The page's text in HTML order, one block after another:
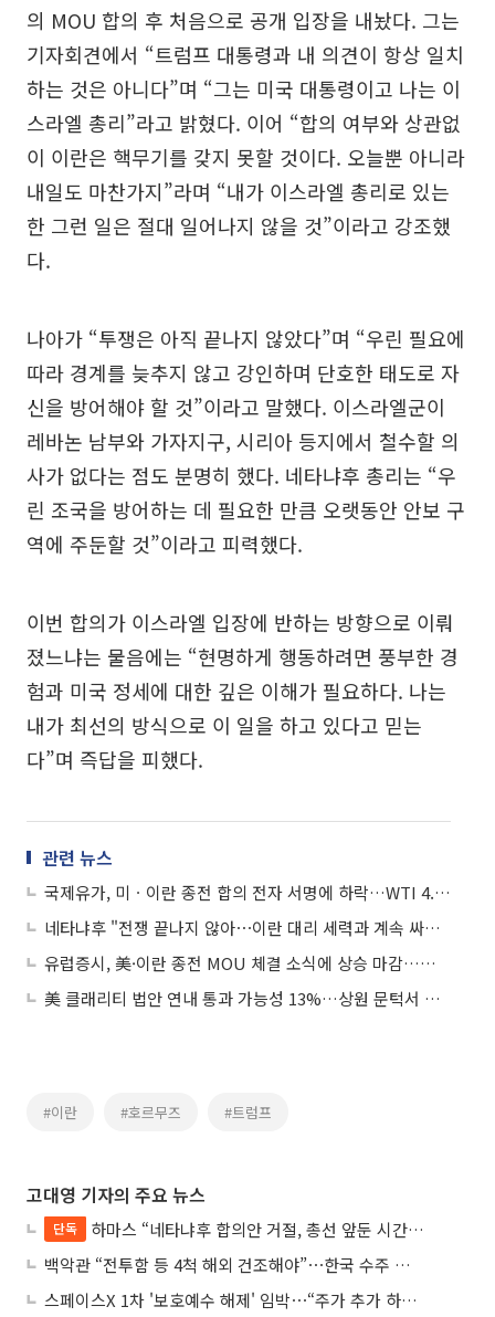
의 MOU 합의 후 처음으로 공개 입장을 내놨다. 그는
기자회견에서 “트럼프 대통령과 내 의견이 항상 일치
하는 것은 아니다”며 “그는 미국 대통령이고 나는 이
스라엘 총리”라고 밝혔다. 이어 “합의 여부와 상관없
이 이란은 핵무기를 갖지 못할 것이다. 오늘뿐 아니라
내일도 마찬가지”라며 “내가 이스라엘 총리로 있는
한 그런 일은 절대 일어나지 않을 것”이라고 강조했
다.
나아가 “투쟁은 아직 끝나지 않았다”며 “우린 필요에
따라 경계를 늦추지 않고 강인하며 단호한 태도로 자
신을 방어해야 할 것”이라고 말했다. 이스라엘군이
레바논 남부와 가자지구, 시리아 등지에서 철수할 의
사가 없다는 점도 분명히 했다. 네타냐후 총리는 “우
린 조국을 방어하는 데 필요한 만큼 오랫동안 안보 구
역에 주둔할 것”이라고 피력했다.
이번 합의가 이스라엘 입장에 반하는 방향으로 이뤄
졌느냐는 물음에는 “현명하게 행동하려면 풍부한 경
험과 미국 정세에 대한 깊은 이해가 필요하다. 나는
내가 최선의 방식으로 이 일을 하고 있다고 믿는
다”며 즉답을 피했다.
관련 뉴스
국제유가, 미ㆍ이란 종전 합의 전자 서명에 하락…WTI 4.9%↓
네타냐후 "전쟁 끝나지 않아⋯이란 대리 세력과 계속 싸울 것"
유럽증시, 美·이란 종전 MOU 체결 소식에 상승 마감…스톡스600 0.19%↑
美 클래리티 법안 연내 통과 가능성 13%…상원 문턱서 제동
#이란 #호르무즈 #트럼프
고대영 기자의 주요 뉴스
단독
하마스 “네타냐후 합의안 거절, 총선 앞둔 시간 끌기”
백악관 “전투함 등 4척 해외 건조해야”⋯한국 수주 기대
스페이스X 1차 '보호예수 해제' 임박⋯“주가 추가 하락 가능성”